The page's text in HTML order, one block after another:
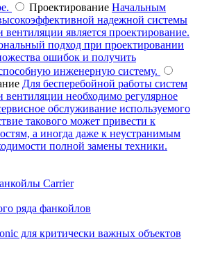
Проектирование Начальным
надежной системы
является проектирование.
подход при проектировании
ошибок и получить
инженерную систему.
Для бесперебойной работы систем
необходимо регулярное
обслуживание используемого
такового может привести к
а иногда даже к неустранимым
полной замены техники.
Carrier
ряда фанкойлов
для критически важных объектов